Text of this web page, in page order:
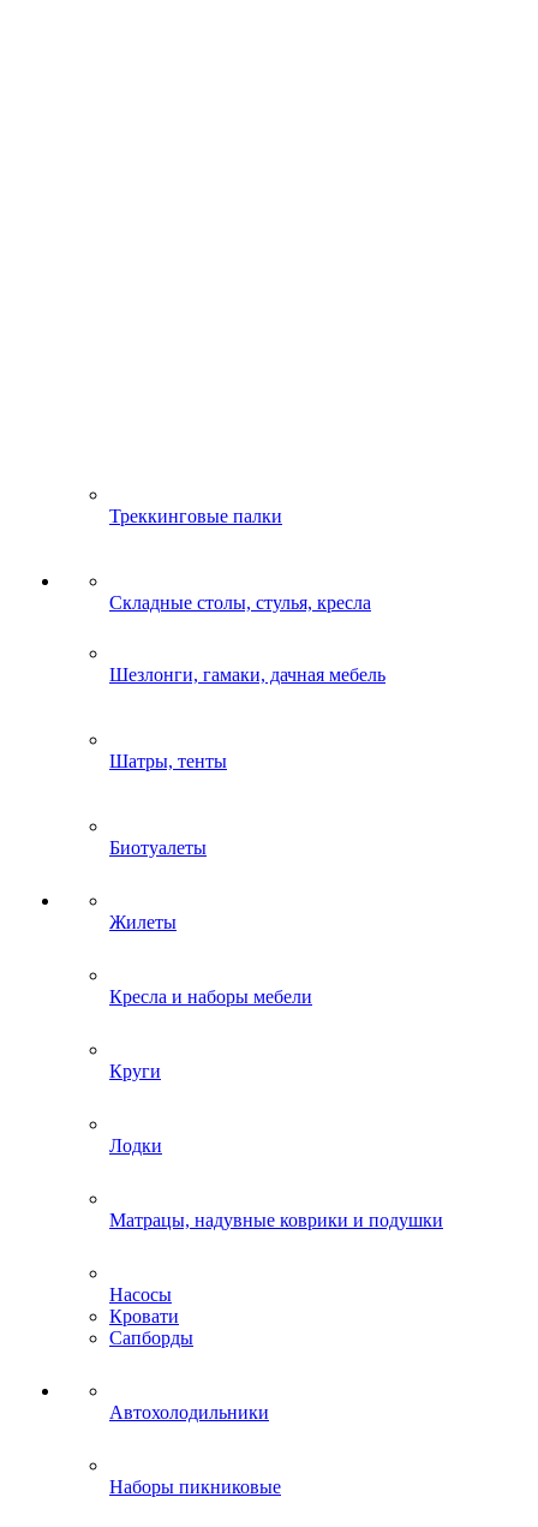
Треккинговые палки
Складные столы, стулья, кресла
Шезлонги, гамаки, дачная мебель
Шатры, тенты
Биотуалеты
Жилеты
Кресла и наборы мебели
Круги
Лодки
Матрацы, надувные коврики и подушки
Насосы
Кровати
Сапборды
Автохолодильники
Наборы пикниковые